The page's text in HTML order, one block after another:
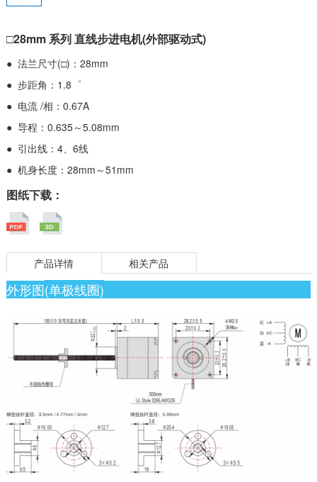
□28mm 系列 直线步进电机(外部驱动式)
● 法兰尺寸(□)：28mm
● 步距角：1.8゜
● 电流 /相：0.67A
● 导程：0.635～5.08mm
● 引出线：4、6线
● 机身长度：28mm～51mm
图纸下载：
产品详情 相关产品
外形图(单极线圈)